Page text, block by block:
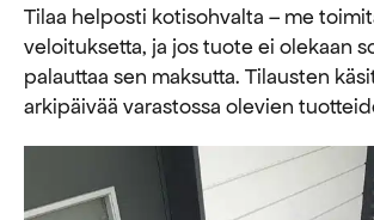
Tilaa helposti kotisohvalta – me
veloituksetta, ja jos tuote ei olekaan
palauttaa sen maksutta. ​​Tilausten
arkipäivää varastossa olevien